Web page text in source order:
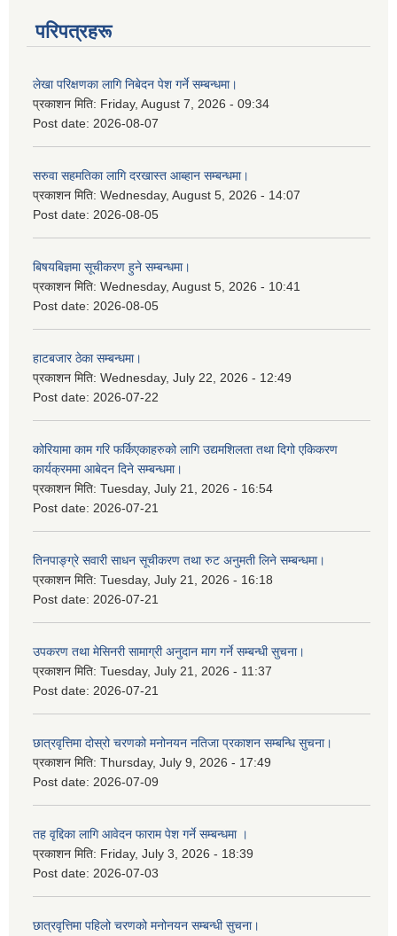
परिपत्रहरू
लेखा परिक्षणका लागि निबेदन पेश गर्ने सम्बन्धमा।
प्रकाशन मिति: Friday, August 7, 2026 - 09:34
Post date: 2026-08-07
सरुवा सहमतिका लागि दरखास्त आब्हान सम्बन्धमा।
प्रकाशन मिति: Wednesday, August 5, 2026 - 14:07
Post date: 2026-08-05
बिषयबिज्ञमा सूचीकरण हुने सम्बन्धमा।
प्रकाशन मिति: Wednesday, August 5, 2026 - 10:41
Post date: 2026-08-05
हाटबजार ठेका सम्बन्धमा।
प्रकाशन मिति: Wednesday, July 22, 2026 - 12:49
Post date: 2026-07-22
कोरियामा काम गरि फर्किएकाहरुको लागि उद्यमशिलता तथा दिगो एकिकरण
कार्यक्रममा आबेदन दिने सम्बन्धमा।
प्रकाशन मिति: Tuesday, July 21, 2026 - 16:54
Post date: 2026-07-21
तिनपाङ्ग्रे सवारी साधन सूचीकरण तथा रुट अनुमती लिने सम्बन्धमा।
प्रकाशन मिति: Tuesday, July 21, 2026 - 16:18
Post date: 2026-07-21
उपकरण तथा मेसिनरी सामाग्री अनुदान माग गर्ने सम्बन्धी सुचना।
प्रकाशन मिति: Tuesday, July 21, 2026 - 11:37
Post date: 2026-07-21
छात्रवृत्तिमा दोस्रो चरणको मनोनयन नतिजा प्रकाशन सम्बन्धि सुचना।
प्रकाशन मिति: Thursday, July 9, 2026 - 17:49
Post date: 2026-07-09
तह वृद्दिका लागि आवेदन फाराम पेश गर्ने सम्बन्धमा ।
प्रकाशन मिति: Friday, July 3, 2026 - 18:39
Post date: 2026-07-03
छात्रवृत्तिमा पहिलो चरणको मनोनयन सम्बन्धी सुचना।